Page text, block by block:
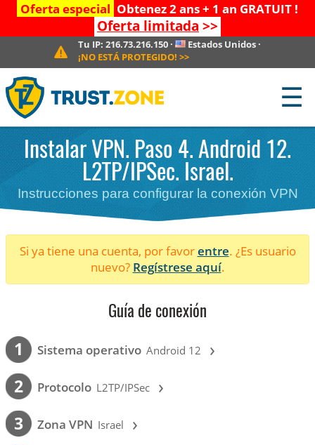
Oferta especial Obtenez 2 ans + 1 an GRATUIT !
Oferta limitada >>
Tu IP: 216.73.216.150· Estados Unidos ·
¡NO ESTÁ PROTEGIDO! >>
☰
Instalar VPN. Paso 4. Android 12.
L2TP/IPSec. Israel.
Instrucciones para configurar la conexión VPN
Si ya tiene una cuenta, por favorentre. ¿Es usuario
nuevo? Regístrese aquí.
Guía de conexión
1 Sistema operativo Android 12 ›
2 Protocolo L2TP/IPSec ›
3 Zona VPN Israel ›